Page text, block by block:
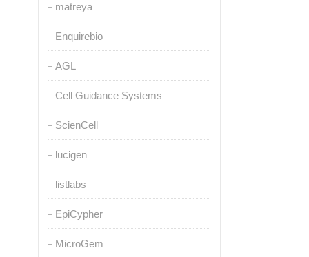
matreya
Enquirebio
AGL
Cell Guidance Systems
ScienCell
lucigen
listlabs
EpiCypher
MicroGem